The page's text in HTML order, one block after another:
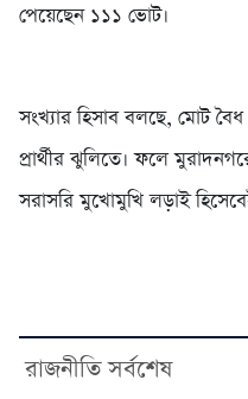
পেয়েছেন ১১১ ভোট।
সংখ্যার হিসাব বলছে, মোট
প্রার্থীর ঝুলিতে। ফলে
সরাসরি মুখোমুখি লড়াই
রাজনীতি সর্বশেষ